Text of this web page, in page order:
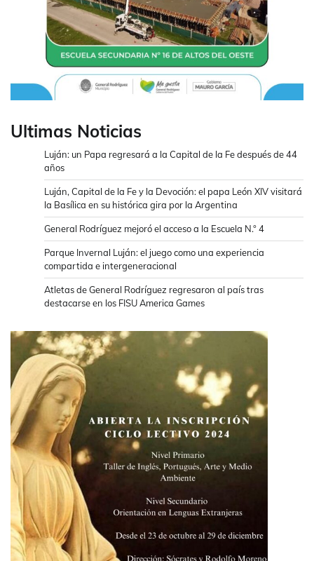
Ultimas Noticias
Luján: un Papa regresará a la Capital de la Fe después de 44
años
Luján, Capital de la Fe y la Devoción: el papa León XIV visitará
la Basílica en su histórica gira por la Argentina
General Rodríguez mejoró el acceso a la Escuela N.° 4
Parque Invernal Luján: el juego como una experiencia
compartida e intergeneracional
Atletas de General Rodríguez regresaron al país tras
destacarse en los FISU America Games